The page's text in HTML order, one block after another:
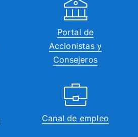
Portal de
Accionistas y
Consejeros
Canal de empleo